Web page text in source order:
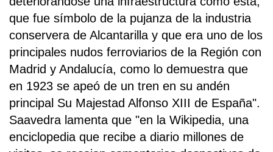
que fue símbolo de la pujanza de la industria
conservera de Alcantarilla y que era uno de los
principales nudos ferroviarios de la Región con
Madrid y Andalucía, como lo demuestra que
en 1923 se apeó de un tren en su andén
principal Su Majestad Alfonso XIII de España".
Saavedra lamenta que "en la Wikipedia, una
enciclopedia que recibe a diario millones de